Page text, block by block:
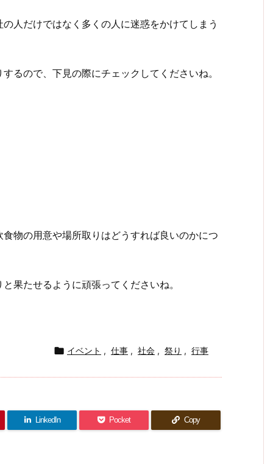
人だけではなく多くの人に迷惑をかけてしまう
るので、下見の際にチェックしてくださいね。
物の用意や場所取りはどうすれば良いのかにつ
果たせるように頑張ってくださいね。
 イベント , 仕事 , 社会 , 祭り , 行事
LinkedIn Pocket Copy